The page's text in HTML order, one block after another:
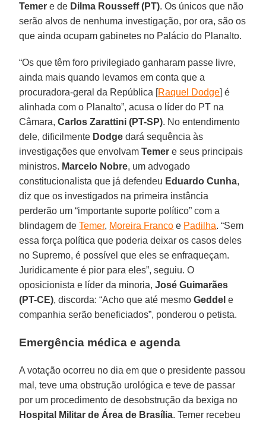
Temer e de Dilma Rousseff (PT). Os únicos que não
serão alvos de nenhuma investigação, por ora, são os
que ainda ocupam gabinetes no Palácio do Planalto.
“Os que têm foro privilegiado ganharam passe livre,
ainda mais quando levamos em conta que a
procuradora-geral da República [Raquel Dodge] é
alinhada com o Planalto”, acusa o líder do PT na
Câmara,Carlos Zarattini (PT-SP). No entendimento
dele, dificilmente Dodge dará sequência às
investigações que envolvamTemer e seus principais
ministros. Marcelo Nobre, um advogado
constitucionalista que já defendeu Eduardo Cunha,
diz que os investigados na primeira instância
perderão um “importante suporte político” com a
blindagem deTemer, Moreira Franco e Padilha. “Sem
essa força política que poderia deixar os casos deles
no Supremo, é possível que eles se enfraqueçam.
Juridicamente é pior para eles”, seguiu. O
oposicionista e líder da minoria,José Guimarães
(PT-CE), discorda: “Acho que até mesmoGeddel e
companhia serão beneficiados”, ponderou o petista.
Emergência médica e agenda
A votação ocorreu no dia em que o presidente passou
mal, teve uma obstrução urológica e teve de passar
por um procedimento de desobstrução da bexiga no
Hospital Militar de Área de Brasília. Temer recebeu